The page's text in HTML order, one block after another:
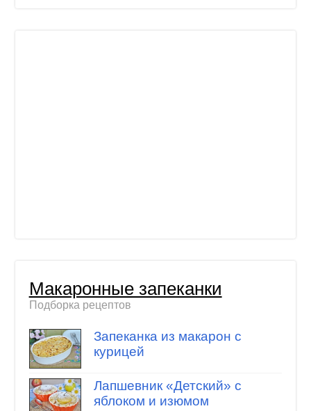
Макаронные запеканки
Подборка рецептов
Запеканка из макарон с
курицей
Лапшевник «Детский» с
яблоком и изюмом